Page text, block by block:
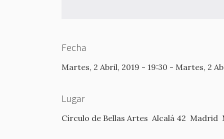
Fecha
Martes, 2 Abril, 2019 - 19:30 - Martes, 2
Lugar
Círculo de Bellas Artes Alcalá 42 Madrid